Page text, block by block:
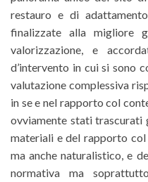
restauro e di
finalizzate alla migliore
valorizzazione, e
d’intervento in cui si sono
valutazione complessiva
in se e nel rapporto col
ovviamente stati trascurati
materiali e del rapporto
ma anche naturalistico, e
normativa ma